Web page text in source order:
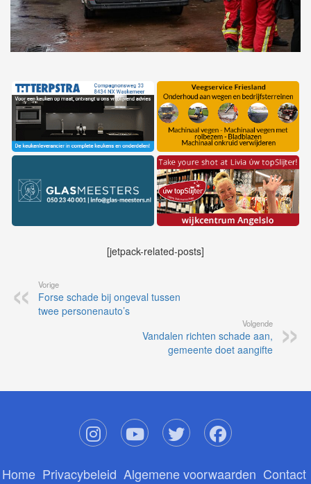
[jetpack-related-posts]
Vorige
Forse schade bij ongeval tussen
twee personenauto’s
Volgende
Vandalen richten schade aan,
gemeente doet aangifte
Home Privacybeleid Algemene voorwaarden Contact